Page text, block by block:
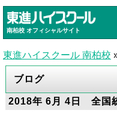
南柏校 オフィシャルサイト
東進ハイスクール 南柏校
ブログ
2018年 6月 4日 全国